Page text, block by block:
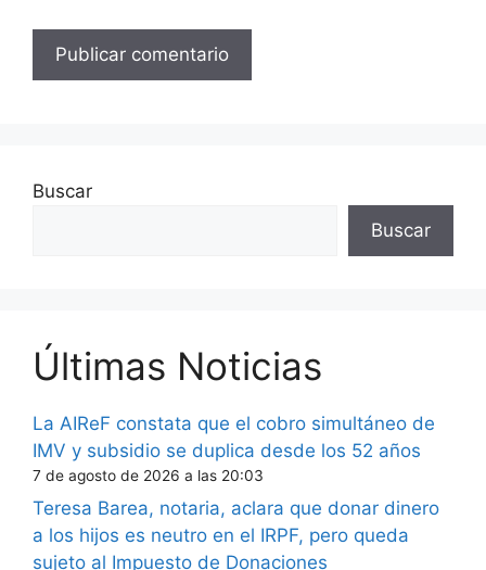
Buscar
Buscar
Últimas Noticias
La AIReF constata que el cobro simultáneo de
IMV y subsidio se duplica desde los 52 años
7 de agosto de 2026 a las 20:03
Teresa Barea, notaria, aclara que donar dinero
a los hijos es neutro en el IRPF, pero queda
sujeto al Impuesto de Donaciones